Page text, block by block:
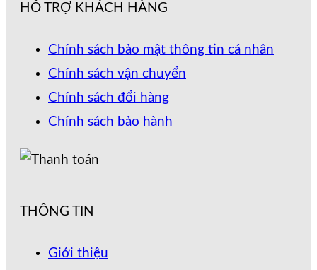
HỖ TRỢ KHÁCH HÀNG
Chính sách bảo mật thông tin cá nhân
Chính sách vận chuyển
Chính sách đổi hàng
Chính sách bảo hành
THÔNG TIN
Giới thiệu